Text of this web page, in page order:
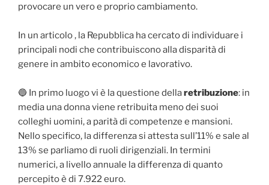
provocare un vero e proprio cambiamento.
In un articolo , la Repubblica ha cercato di individuare i
principali nodi che contribuiscono alla disparità di
genere in ambito economico e lavorativo.
🔵 In primo luogo vi è la questione dellaretribuzione: in
media una donna viene retribuita meno dei suoi
colleghi uomini, a parità di competenze e mansioni.
Nello specifico, la differenza si attesta sull’11% e sale al
13% se parliamo di ruoli dirigenziali. In termini
numerici, a livello annuale la differenza di quanto
percepito è di 7.922 euro.